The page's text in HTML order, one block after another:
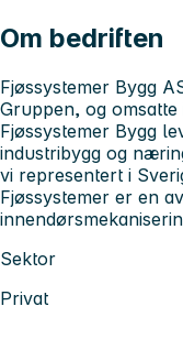
Om bedriften
Fjøssystemer Bygg
Gruppen, og
Fjøssystemer Bygg
industribygg og
vi representert i
Fjøssystemer er en
Sektor
Privat